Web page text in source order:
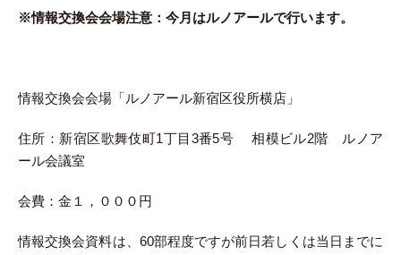
※情報交換会会場注意：今月はルノアールで行います。
情報交換会会場「ルノアール新宿区役所横店」
住所：新宿区歌舞伎町1丁目3番5号 相模ビル2階 ルノア
ール会議室
会費：金１，０００円
情報交換会資料は、60部程度ですが前日若しくは当日までに